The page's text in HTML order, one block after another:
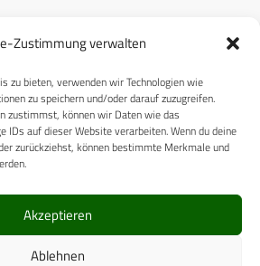
Zustimmung verwalten
zu bieten, verwenden wir Technologien wie
zu speichern und/oder darauf zuzugreifen.
zustimmst, können wir Daten wie das
IDs auf dieser Website verarbeiten. Wenn du deine
zurückziehst, können bestimmte Merkmale und
Akzeptieren
Ablehnen